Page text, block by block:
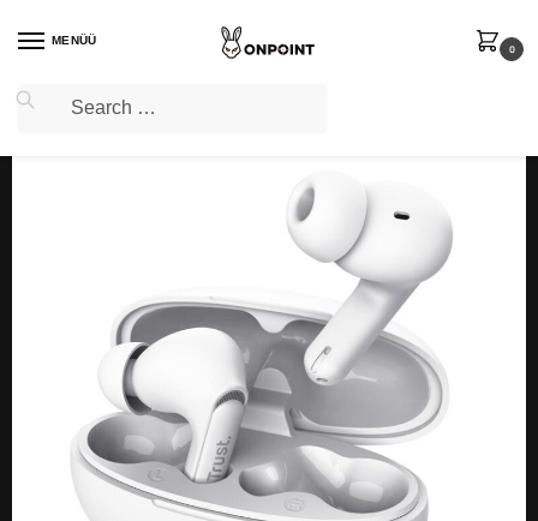
MENÜÜ
0
Home Audio / Kõrvaklapid